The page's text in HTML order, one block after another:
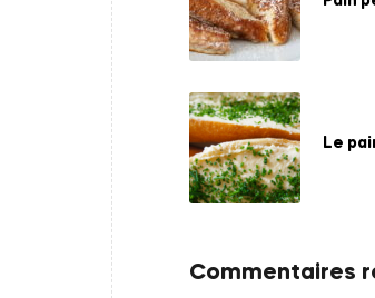
Le
Commentaires